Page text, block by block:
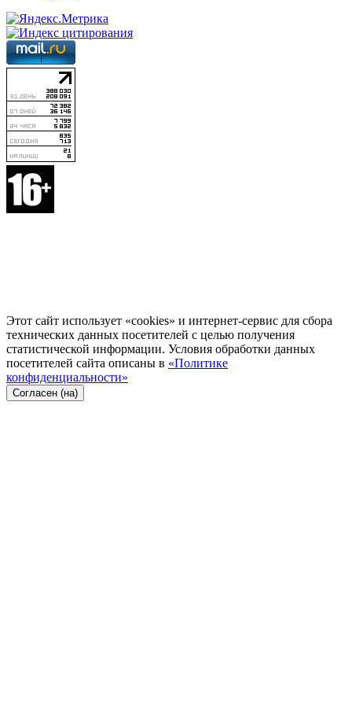
Этот сайт использует «cookies» и интернет-сервис для сбора
технических данных посетителей с целью получения
статистической информации. Условия обработки данных
посетителей сайта описаны в «Политике
конфиденциальности»
Согласен (на)